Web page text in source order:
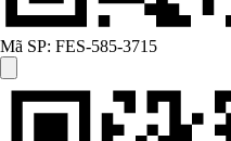
Mã SP: FES-585-3715